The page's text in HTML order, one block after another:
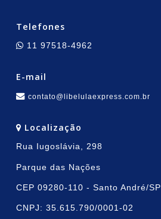
Telefones
11 97518-4962
E-mail
contato@libelulaexpress.com.br
Localização
Rua Iugoslávia, 298
Parque das Nações
CEP 09280-110 - Santo André/SP
CNPJ: 35.615.790/0001-02